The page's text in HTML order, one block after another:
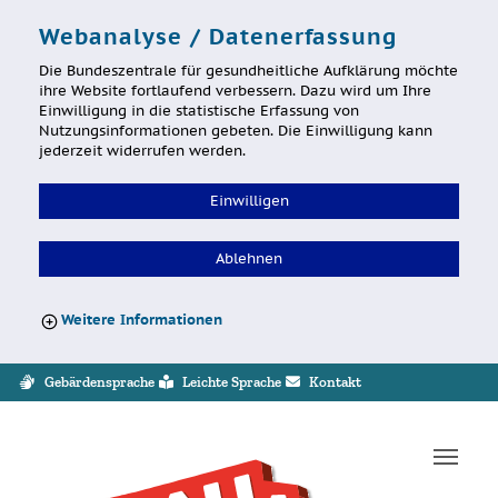
Webanalyse / Datenerfassung
Die Bundeszentrale für gesundheitliche Aufklärung möchte
ihre Website fortlaufend verbessern. Dazu wird um Ihre
Einwilligung in die statistische Erfassung von
Nutzungsinformationen gebeten. Die Einwilligung kann
jederzeit widerrufen werden.
Einwilligen
Ablehnen
Weitere Informationen
Sprung zur Servicenavigation
Sprung zur Hauptnavigation
Sprung zum Inhalt
Sprung zum Footer
Gebärdensprache Leichte Sprache Kontakt